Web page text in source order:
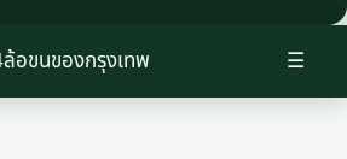
☰
อขนของกรุงเทพ